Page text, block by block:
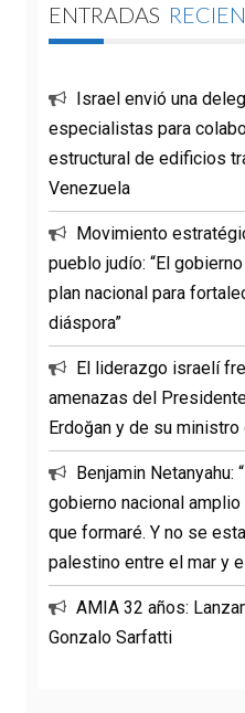
ENTRADAS
Israel envió una
especialistas para
estructural de edificios
Venezuela
Movimiento
pueblo judío: “El
plan nacional para
diáspora”
El liderazgo israelí
amenazas del
Erdoğan y de su
Benjamin Netanyahu:
gobierno nacional
que formaré. Y no se
palestino entre el mar y
AMIA 32 años:
Gonzalo Sarfatti